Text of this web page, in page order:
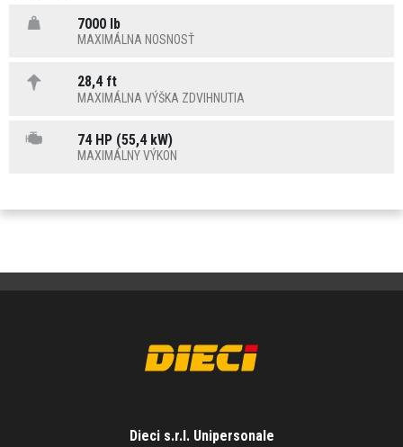
7000 lb
MAXIMÁLNA NOSNOSŤ
28,4 ft
MAXIMÁLNA VÝŠKA ZDVIHNUTIA
74 HP (55,4 kW)
MAXIMÁLNY VÝKON
Dieci s.r.l. Unipersonale